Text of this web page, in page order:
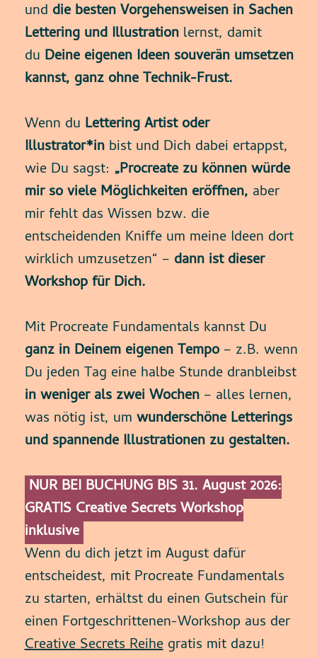
und die besten Vorgehensweisen in Sachen
Lettering und Illustrationlernst, damit
du Deine eigenen Ideen souverän umsetzen
kannst, ganz ohne Technik-Frust.
Wenn du Lettering Artist oder
Illustrator*inbist und Dich dabei ertappst,
wie Du sagst: „Procreate zu können würde
mir so viele Möglichkeiten eröffnen, aber
mir fehlt das Wissen bzw. die
entscheidenden Kniffe um meine Ideen dort
wirklich umzusetzen“ – dann ist dieser
Workshop für Dich.
Mit Procreate Fundamentals kannst Du
ganz in Deinem eigenen Tempo– z.B. wenn
Du jeden Tag eine halbe Stunde dranbleibst
in weniger als zwei Wochen– alles lernen,
was nötig ist, um wunderschöne Letterings
und spannende Illustrationen zu gestalten.
NUR BEI BUCHUNG BIS 31. August 2026:
GRATIS Creative Secrets Workshop
inklusive
Wenn du dich jetzt im August dafür
entscheidest, mit Procreate Fundamentals
zu starten, erhältst du einen Gutschein für
einen Fortgeschrittenen-Workshop aus der
Creative Secrets Reihegratis mit dazu!